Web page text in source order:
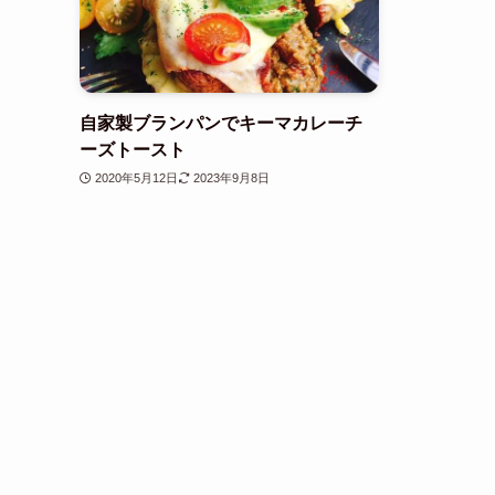
自家製ブランパンでキーマカレーチ
ーズトースト
2020年5月12日 2023年9月8日